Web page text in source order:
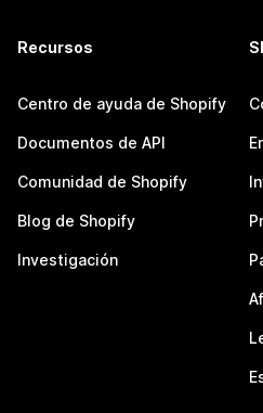
Recursos
Centro de ayuda de Shopify
Documentos de API
Comunidad de Shopify
Blog de Shopify
Investigación